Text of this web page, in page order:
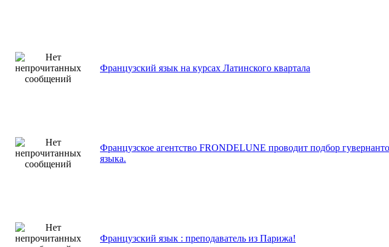
Французский язык на курсах Латинского квартала
Французское агентство FRONDELUNE проводит подбор
языка.
Французский язык : преподаватель из Парижа!